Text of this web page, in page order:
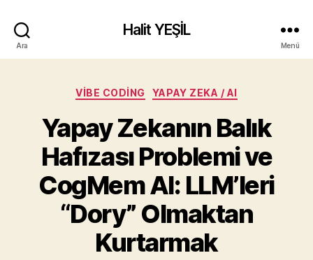
Ara
Halit YEŞİL
Menü
Kategoriler
VIBE CODING YAPAY ZEKA / AI
Yapay Zekanın Balık
Hafızası Problemi ve
CogMem AI: LLM’leri
“Dory” Olmaktan
Kurtarmak